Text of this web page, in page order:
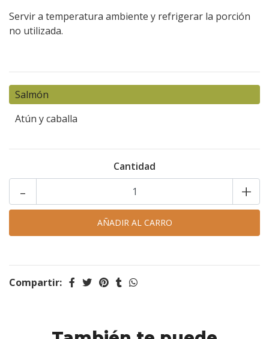
Servir a temperatura ambiente y refrigerar la porción
no utilizada.
Salmón
Atún y caballa
Cantidad
- +
Compartir: